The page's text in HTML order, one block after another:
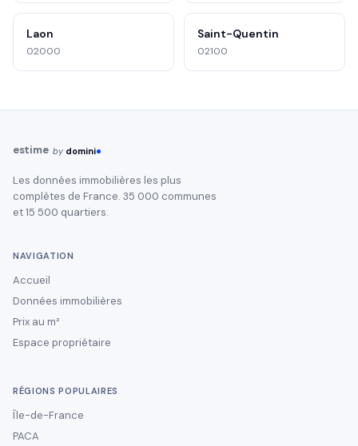
Laon
02000
Saint-Quentin
02100
estime by domini
Les données immobilières les plus
complètes de France. 35 000 communes
et 15 500 quartiers.
NAVIGATION
Accueil
Données immobilières
Prix au m²
Espace propriétaire
RÉGIONS POPULAIRES
Île-de-France
PACA